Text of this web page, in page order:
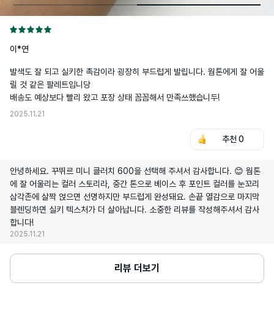
이*연
발색도 잘 되고 실키한 촉감이라 굉장히 부드럽게 발립니다. 웜톤에게 잘 어울
릴 것 같은 팔레트입니당
배송도 예상보다 빨리 왔고 포장 상태 꼼꼼해서 만족쓰했습니두!
2025.11.21
추천 0
안녕하세요. 꾸뛰르 미니 클러치 600을 선택해 주셔서 감사합니다. 😊 웜톤
에 잘 어울리는 컬러 스토리라, 중간 톤으로 베이스 후 포인트 컬러를 눈꼬리
삼각존에 살짝 얹으면 선명하지만 부드럽게 완성돼요. 손끝 열감으로 마지막
블렌딩하면 실키 텍스처가 더 살아납니다. 소중한 리뷰를 작성해주셔서 감사
합니다!
2025.11.21
리뷰 더보기